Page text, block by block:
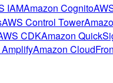
IAMAmazon Cognito
AWS Control Tower
CDKAmazon
Amazon